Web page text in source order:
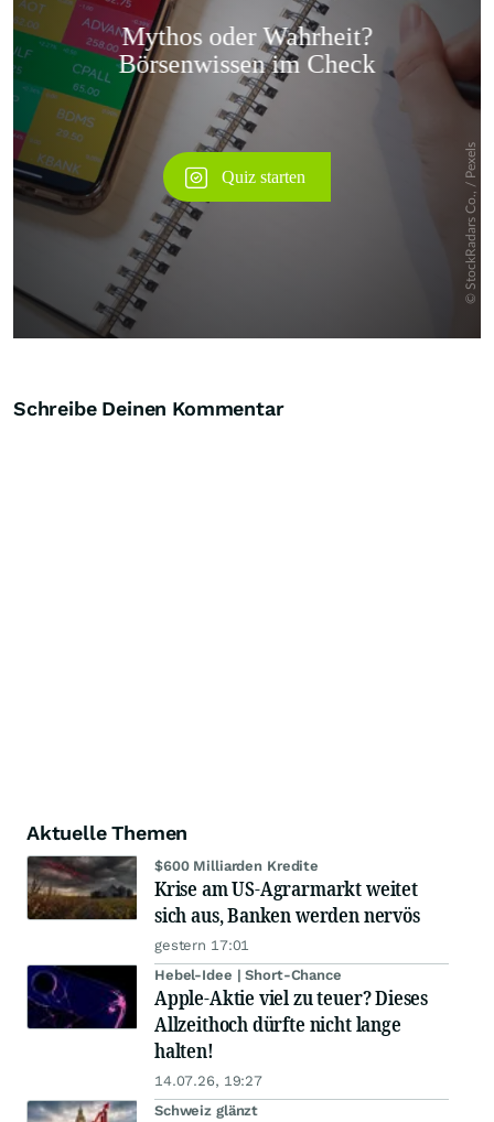
Überspringen
Schreibe Deinen Kommentar
Aktuelle Themen
$600 Milliarden Kredite
Krise am US-Agrarmarkt weitet
sich aus, Banken werden nervös
gestern 17:01
Hebel-Idee | Short-Chance
Apple-Aktie viel zu teuer? Dieses
Allzeithoch dürfte nicht lange
halten!
14.07.26, 19:27
Schweiz glänzt